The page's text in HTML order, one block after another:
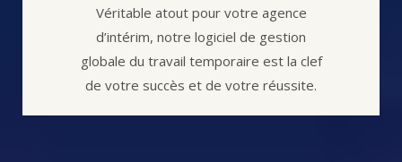
Véritable atout pour votre agence
d’intérim, notre logiciel de gestion
globale du travail temporaire est la clef
de votre succès et de votre réussite.